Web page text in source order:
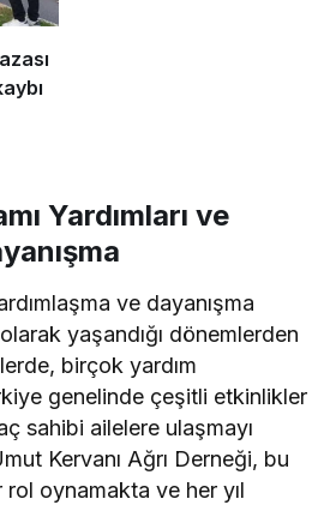
Yardımları ve
ve dayanışma
yaşandığı dönemlerden
birçok yardım
genelinde çeşitli etkinlikler
sahibi ailelere ulaşmayı
Kervanı Ağrı Derneği, bu
oynamakta ve her yıl